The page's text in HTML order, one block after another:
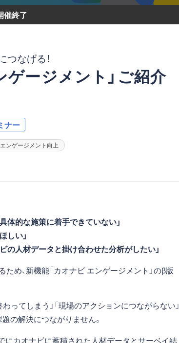
催終了
なげる！
ゲージメント」ご紹介
ナー
ンゲージメント向上
体的な施策に着手できていない」
しい」
の人材データと掛け合わせた分析がしたい」
め、新機能「カオナビ エンゲージメント」のβ版
ってしまう」「現場のアクションにつながらない」
の解決につながりません。
にカオナビに蓄積された人材データとサーベイ結